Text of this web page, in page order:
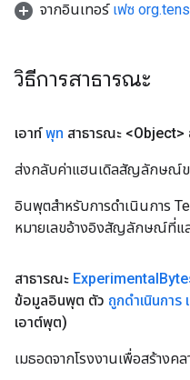
จากอินเทอร์ เฟซ
วิธีการสาธารณะ
เอาท์พุท สาธารณะ <Object>
ส่งกลับค่าแฮนเดิลสัญลักษณ์ข
อินพุตสำหรับการดำเนินการ
หมายเลขอ้างอิงสัญลักษณ์ที่
สาธารณะ Experimental
ข้อมูลอินพุต ตัว ถูกดำเนินการ
เอาต์พุต)
เมธอดจากโรงงานเพื่อสร้าง